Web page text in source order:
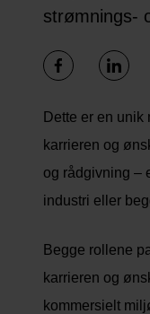
strømnings-
Dette er en unik
karrieren og
og rådgivning –
industri eller
Begge rollene
karrieren og
kommersielt